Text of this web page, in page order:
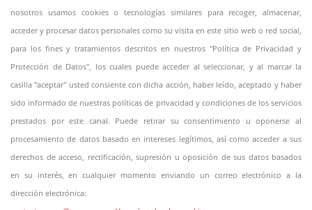
nosotros usamos cookies o tecnologías similares para recoger, almacenar,
acceder y procesar datos personales como su visita en este sitio web o red social,
para los fines y tratamientos descritos en nuestros "Política de Privacidad y
Protección de Datos", los cuales puede acceder al seleccionar, y al marcar la
casilla "aceptar" usted consiente con dicha acción, haber leído, aceptado y haber
sido informado de nuestras políticas de privacidad y condiciones de los servicios
prestados por este canal. Puede retirar su consentimiento u oponerse al
procesamiento de datos basado en intereses legítimos, así como acceder a sus
derechos de acceso, rectificación, supresión u oposición de sus datos basados
en su interés, en cualquier momento enviando un correo electrónico a la
dirección electrónica: